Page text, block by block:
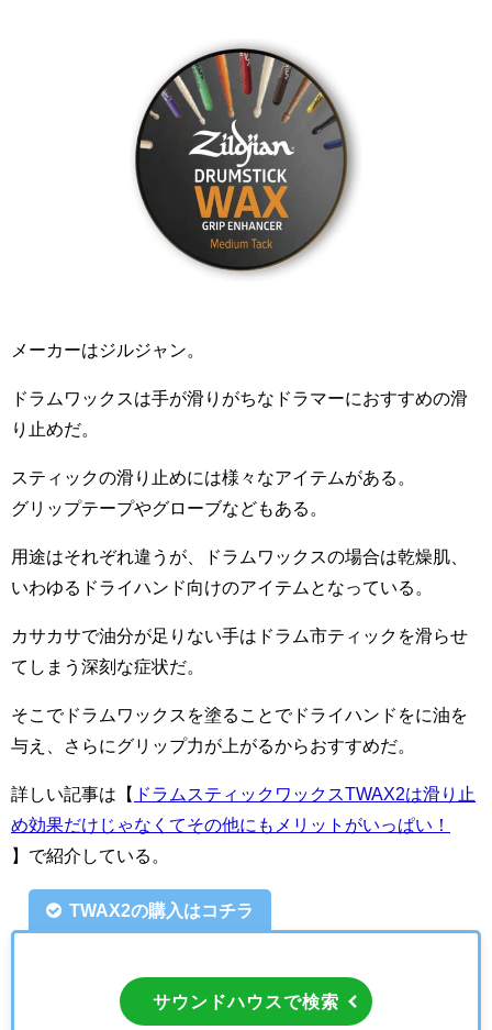
メーカーはジルジャン。
ドラムワックスは手が滑りがちなドラマーにおすすめの滑
り止めだ。
スティックの滑り止めには様々なアイテムがある。
グリップテープやグローブなどもある。
用途はそれぞれ違うが、ドラムワックスの場合は乾燥肌、
いわゆるドライハンド向けのアイテムとなっている。
カサカサで油分が足りない手はドラム市ティックを滑らせ
てしまう深刻な症状だ。
そこでドラムワックスを塗ることでドライハンドをに油を
与え、さらにグリップ力が上がるからおすすめだ。
詳しい記事は【 ドラムスティックワックスTWAX2は滑り止
め効果だけじゃなくてその他にもメリットがいっぱい！
】で紹介している。
TWAX2の購入はコチラ
サウンドハウスで検索